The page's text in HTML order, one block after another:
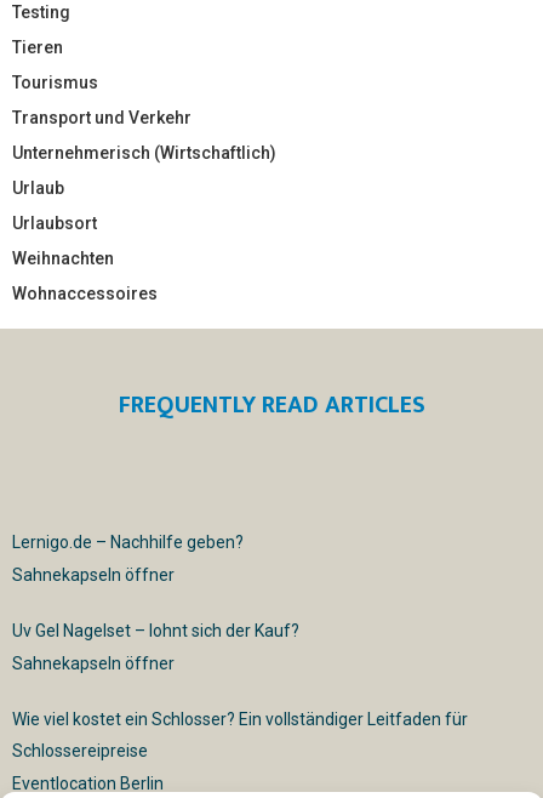
Testing
Tieren
Tourismus
Transport und Verkehr
Unternehmerisch (Wirtschaftlich)
Urlaub
Urlaubsort
Weihnachten
Wohnaccessoires
FREQUENTLY READ ARTICLES
Lernigo.de – Nachhilfe geben?
Sahnekapseln öffner
Uv Gel Nagelset – lohnt sich der Kauf?
Sahnekapseln öffner
Wie viel kostet ein Schlosser? Ein vollständiger Leitfaden für
Schlossereipreise
Eventlocation Berlin